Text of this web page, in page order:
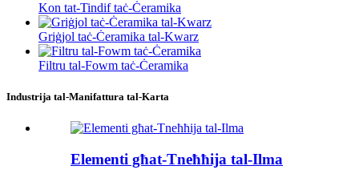
Kon tat-Tindif taċ-Ċeramika
Griġjol taċ-Ċeramika tal-Kwarz
Filtru tal-Fowm taċ-Ċeramika
Industrija tal-Manifattura tal-Karta
Elementi għat-Tneħħija tal-Ilma